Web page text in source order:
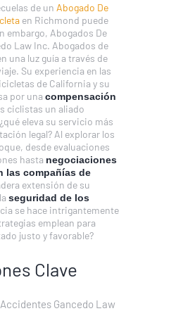
de un Abogado De
en Richmond puede
embargo, Abogados De
Law Inc. Abogados de
una luz guía a través de
Su experiencia en las
de California y su
por una compensación
ciclistas un aliado
eleva su servicio más
legal? Al explorar los
desde evaluaciones
hasta negociaciones
las compañías de
extensión de su
seguridad de los
se hace intrigantemente
emplean para
justo y favorable?
Clave
Gancedo Law